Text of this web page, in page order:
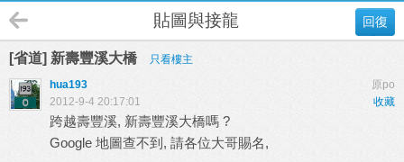
回復
貼圖與接龍
[省道] 新壽豐溪大橋
只看樓主
原po
hua193
收藏
2012-9-4 20:17:01
跨越壽豐溪, 新壽豐溪大橋嗎 ?
Google 地圖查不到, 請各位大哥賜名,